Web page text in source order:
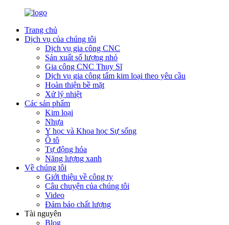
Trang chủ
Dịch vụ của chúng tôi
Dịch vụ gia công CNC
Sản xuất số lượng nhỏ
Gia công CNC Thụy Sĩ
Dịch vụ gia công tấm kim loại theo yêu cầu
Hoàn thiện bề mặt
Xử lý nhiệt
Các sản phẩm
Kim loại
Nhựa
Y học và Khoa học Sự sống
Ô tô
Tự động hóa
Năng lượng xanh
Về chúng tôi
Giới thiệu về công ty
Câu chuyện của chúng tôi
Video
Đảm bảo chất lượng
Tài nguyên
Blog